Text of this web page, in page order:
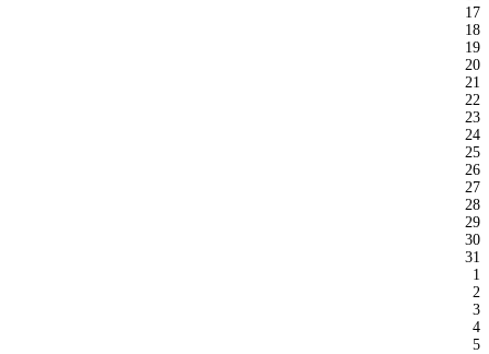
17
18
19
20
21
22
23
24
25
26
27
28
29
30
31
1
2
3
4
5